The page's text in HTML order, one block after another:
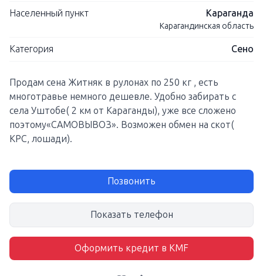
Населенный пункт Караганда
Карагандинская область
Категория Сено
Продам сена Житняк в рулонах по 250 кг , есть
многотравье немного дешевле. Удобно забирать с
села Уштобе( 2 км от Караганды), уже все сложено
поэтому«САМОВЫВОЗ». Возможен обмен на скот(
КРС, лошади).
Позвонить
Показать телефон
Оформить кредит в KMF